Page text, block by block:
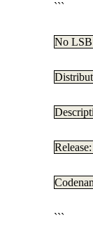
```
No LSB
```